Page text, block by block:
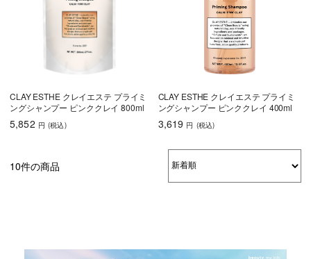
CLAY ESTHE クレイエステ プライミ
ングシャンプー ピンククレイ 800ml
5,852 円 (税込)
CLAY ESTHE クレイエステ プライミ
ングシャンプー ピンククレイ 400ml
3,619 円 (税込)
10件の商品